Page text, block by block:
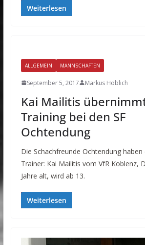
Weiterlesen
ALLGEMEIN MANNSCHAFTEN
September 5, 2017 Markus Höblich
Kai Mailitis
Training bei den SF
Ochtendung
Die Schachfreunde Ochtendung haben
Trainer: Kai Mailitis vom VfR Koblenz,
Jahre alt, wird ab 13.
Weiterlesen